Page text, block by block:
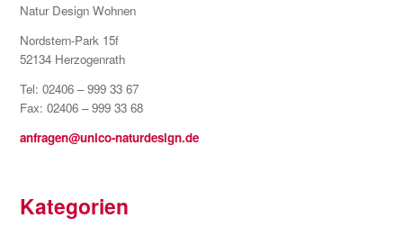
Natur Design Wohnen
Nordstern-Park 15f
52134 Herzogenrath
Tel: 02406 – 999 33 67
Fax: 02406 – 999 33 68
anfragen@unico-naturdesign.de
Kategorien